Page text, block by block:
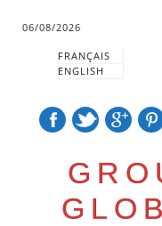
06/08/2026
FRANÇAIS
ENGLISH